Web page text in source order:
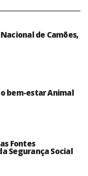
de Camões,
bem-estar Animal
Fontes
Segurança Social